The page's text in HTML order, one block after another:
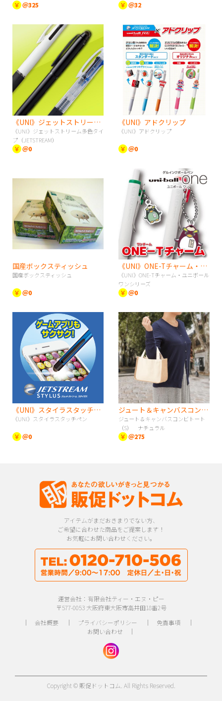
￥ ＠325 ￥ ＠32
《UNI》ジェットストリーム多色タイプ（JETSTREAM）
《UNI》ジェットストリーム多色タイ
プ（JETSTREAM）
￥ ＠0
《UNI》アドクリップ
《UNI》アドクリップ
￥ ＠0
国産ボックスティッシュ
国産ボックスティッシュ
￥ ＠0
《UNI》ONE-Tチャーム・ユニボールワンシリーズ
《UNI》ONE-Tチャーム・ユニボール
ワンシリーズ
￥ ＠0
《UNI》スタイラスタッチペン
《UNI》スタイラスタッチペン
￥ ＠0
ジュート＆キャンバスコンビトート（S） ナチュラル
ジュート＆キャンバスコンビトート
（S） ナチュラル
￥ ＠275
アイテムがまだおきまりでない方、
ご希望に合わせた商品をご提案します！
お気軽にお問い合わせください。
運営会社：有限会社ティー・エヌ・ピー
〒577-0053 大阪府東大阪市高井田18番2号
｜ 会社概要｜ プライバシーポリシー ｜ 免責事項｜
お問い合わせ ｜
Copyright © 販促ドットコム. All Rights Reserved.